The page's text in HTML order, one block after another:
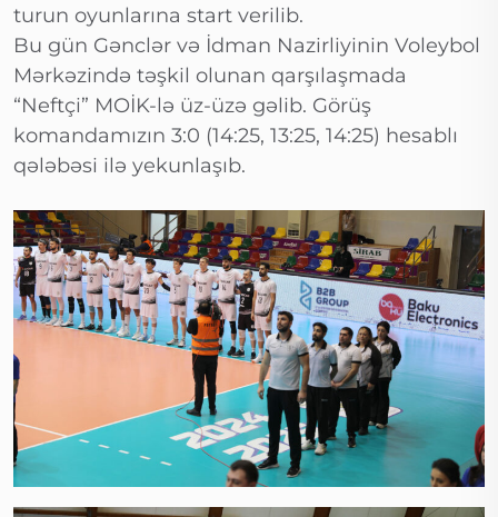
turun oyunlarına start verilib.
Bu gün Gənclər və İdman Nazirliyinin Voleybol
Mərkəzində təşkil olunan qarşılaşmada
“Neftçi” MOİK-lə üz-üzə gəlib. Görüş
komandamızın 3:0 (14:25, 13:25, 14:25) hesablı
qələbəsi ilə yekunlaşıb.